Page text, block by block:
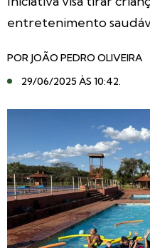
entretenimento
POR JOÃO PEDRO OLIVEIRA
29/06/2025 ÀS 10:42.